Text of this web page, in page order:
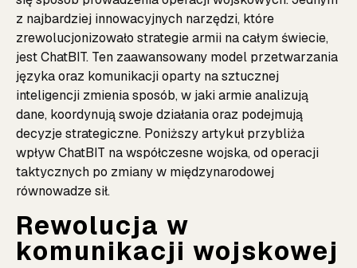
z najbardziej innowacyjnych narzędzi, które
zrewolucjonizowało strategie armii na całym świecie,
jest ChatBIT. Ten zaawansowany model przetwarzania
języka oraz komunikacji oparty na sztucznej
inteligencji zmienia sposób, w jaki armie analizują
dane, koordynują swoje działania oraz podejmują
decyzje strategiczne. Poniższy artykuł przybliża
wpływ ChatBIT na współczesne wojska, od operacji
taktycznych po zmiany w międzynarodowej
równowadze sił.
Rewolucja w
komunikacji wojskowej